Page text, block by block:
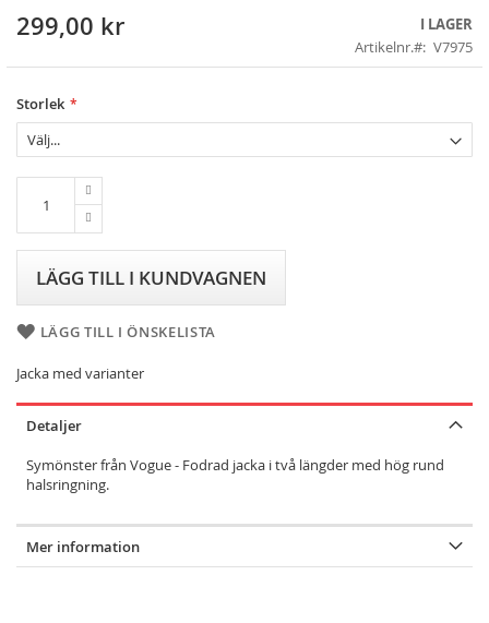
Skip
the
of
the
images
gallery
299,00 kr
I LAGER
Artikelnr.
V7975
Storlek
LÄGG TILL I KUNDVAGNEN
LÄGG TILL I ÖNSKELISTA
Jacka med varianter
Detaljer
Symönster från Vogue - Fodrad jacka i två längder med hög rund
halsringning.
Mer information